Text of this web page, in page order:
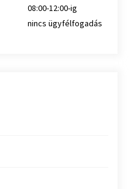
08:00-12:00-ig
nincs ügyfélfogadás